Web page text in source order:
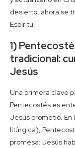
desierto, ahora se
Espíritu.
1)
tradicional:
Jesús
Una primera clave
Pentecostés es
Jesús prometió.
litúrgica),
promesa: Jesús